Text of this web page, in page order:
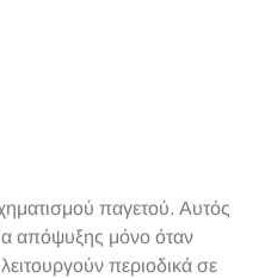
παγετού. Αυτός
απόψυξης μόνο όταν
περιοδικά σε